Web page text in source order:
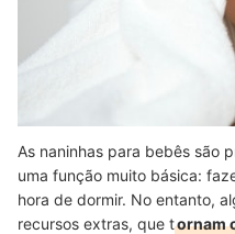
As naninhas para bebês são
uma função muito básica:
hora de dormir. No entanto,
recursos extras, que tornam